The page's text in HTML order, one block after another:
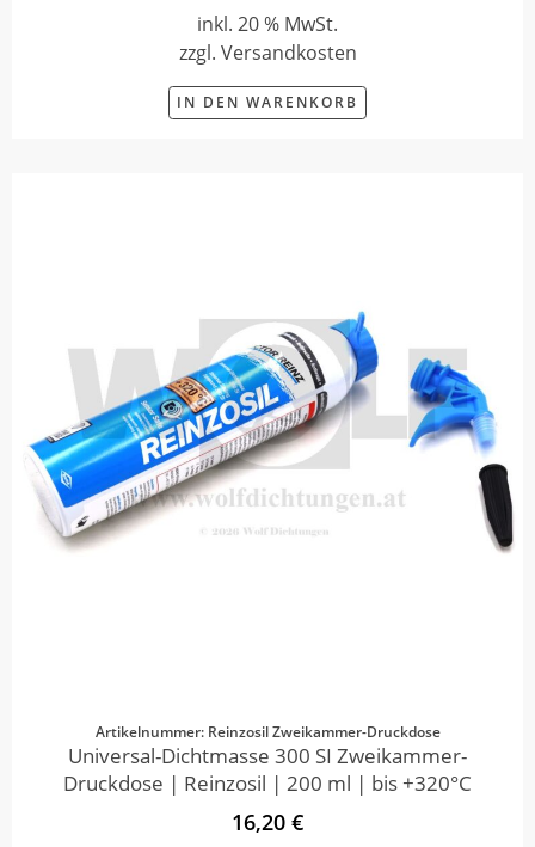
inkl. 20 % MwSt.
zzgl. Versandkosten
IN DEN WARENKORB
Artikelnummer: Reinzosil Zweikammer-Druckdose
Universal-Dichtmasse 300 SI Zweikammer-
Druckdose | Reinzosil | 200 ml | bis +320°C
16,20 €